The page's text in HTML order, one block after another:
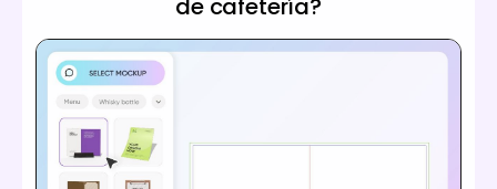
de cafetería?